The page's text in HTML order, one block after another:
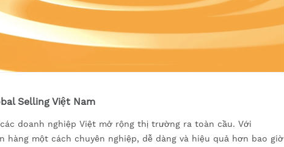
Selling Việt Nam
doanh nghiệp Việt mở rộng thị trường ra toàn cầu. Với
hàng một cách chuyên nghiệp, dễ dàng và hiệu quả hơn bao giờ